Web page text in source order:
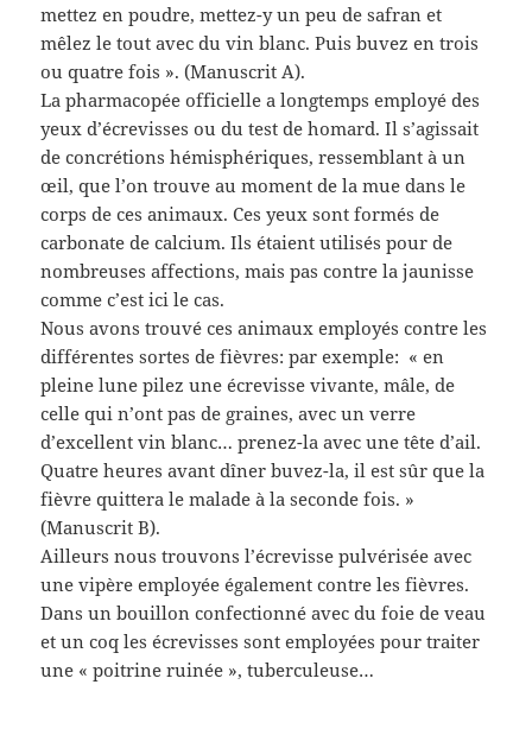
mettez en poudre, mettez-y un peu de safran et
mêlez le tout avec du vin blanc. Puis buvez en trois
ou quatre fois ». (Manuscrit A).
La pharmacopée officielle a longtemps employé des
yeux d’écrevisses ou du test de homard. Il s’agissait
de concrétions hémisphériques, ressemblant à un
œil, que l’on trouve au moment de la mue dans le
corps de ces animaux. Ces yeux sont formés de
carbonate de calcium. Ils étaient utilisés pour de
nombreuses affections, mais pas contre la jaunisse
comme c’est ici le cas.
Nous avons trouvé ces animaux employés contre les
différentes sortes de fièvres: par exemple: « en
pleine lune pilez une écrevisse vivante, mâle, de
celle qui n’ont pas de graines, avec un verre
d’excellent vin blanc… prenez-la avec une tête d’ail.
Quatre heures avant dîner buvez-la, il est sûr que la
fièvre quittera le malade à la seconde fois. »
(Manuscrit B).
Ailleurs nous trouvons l’écrevisse pulvérisée avec
une vipère employée également contre les fièvres.
Dans un bouillon confectionné avec du foie de veau
et un coq les écrevisses sont employées pour traiter
une « poitrine ruinée », tuberculeuse…